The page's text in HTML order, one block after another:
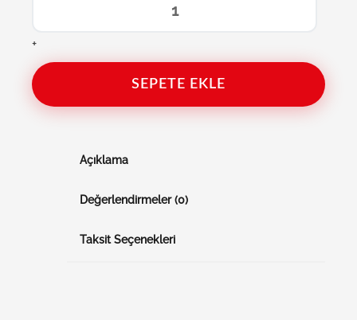
+
SEPETE EKLE
Açıklama
Değerlendirmeler (0)
Taksit Seçenekleri